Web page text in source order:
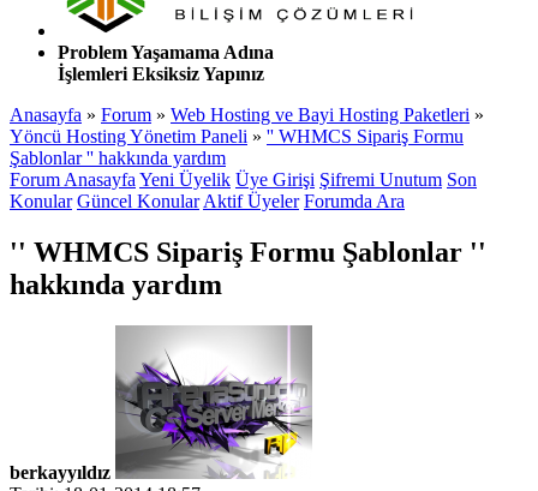
Problem Yaşamama Adına
İşlemleri Eksiksiz Yapınız
Anasayfa » Forum » Web Hosting ve Bayi Hosting Paketleri »
Yöncü Hosting Yönetim Paneli » '' WHMCS Sipariş Formu
Şablonlar '' hakkında yardım
Forum Anasayfa Yeni Üyelik Üye Girişi Şifremi Unutum Son
Konular Güncel Konular Aktif Üyeler Forumda Ara
'' WHMCS Sipariş Formu Şablonlar ''
hakkında yardım
berkayyıldız